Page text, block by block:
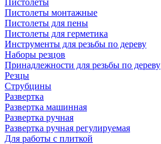
Пистолеты
Пистолеты монтажные
Пистолеты для пены
Пистолеты для герметика
Инструменты для резьбы по дереву
Наборы резцов
Принадлежности для резьбы по дереву
Резцы
Струбцины
Развертка
Развертка машинная
Развертка ручная
Развертка ручная регулируемая
Для работы с плиткой